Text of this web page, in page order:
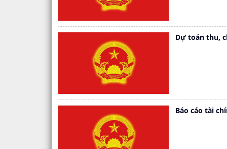
Dự toán thu,
Báo cáo tài